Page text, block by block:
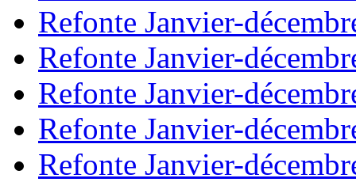
Refonte Janvier-
Refonte Janvier-
Refonte Janvier-
Refonte Janvier-
Refonte Janvier-